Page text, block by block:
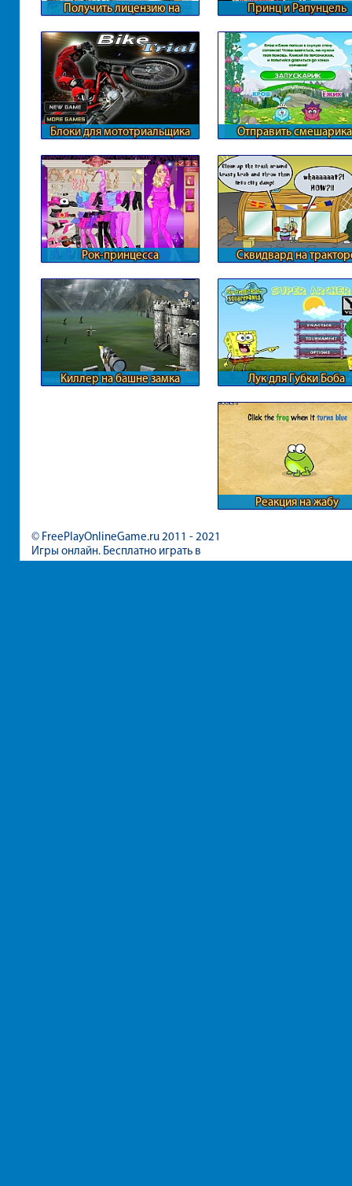
Получить лицензию на
Принц и Рапунцель
Блоки для мототриальщика
Отправить
Рок-принцесса Сквидвард на
Киллер на башне замка Лук для Губки Боба
Реакция на жабу
© FreePlayOnlineGame.ru 2011 - 2021
Игры онлайн. Бесплатно играть в
игры для девочек и мальчиков